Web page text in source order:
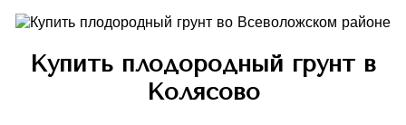
Купить плодородный грунт в
Колясово